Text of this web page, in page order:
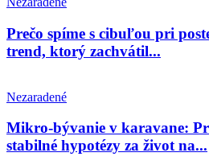
Prečo spíme s cibuľou pri
trend, ktorý zachvátil...
Nezaradené
Mikro-bývanie v karavane:
stabilné hypotézy za život na...